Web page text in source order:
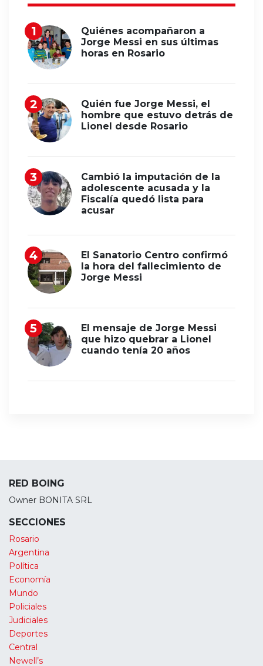
Quiénes acompañaron a
Jorge Messi en sus últimas
horas en Rosario
Quién fue Jorge Messi, el
hombre que estuvo detrás de
Lionel desde Rosario
Cambió la imputación de la
adolescente acusada y la
Fiscalía quedó lista para
acusar
El Sanatorio Centro confirmó
la hora del fallecimiento de
Jorge Messi
El mensaje de Jorge Messi
que hizo quebrar a Lionel
cuando tenía 20 años
RED BOING
Owner BONITA SRL
SECCIONES
Rosario
Argentina
Política
Economía
Mundo
Policiales
Judiciales
Deportes
Central
Newell’s